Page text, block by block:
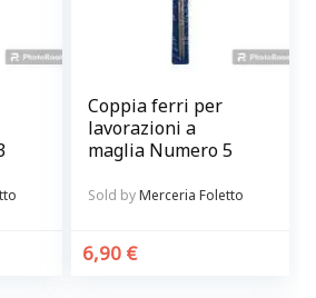
Coppia ferri per
lavorazioni a
maglia Numero 5
Sold byMerceria Foletto
6,90 €